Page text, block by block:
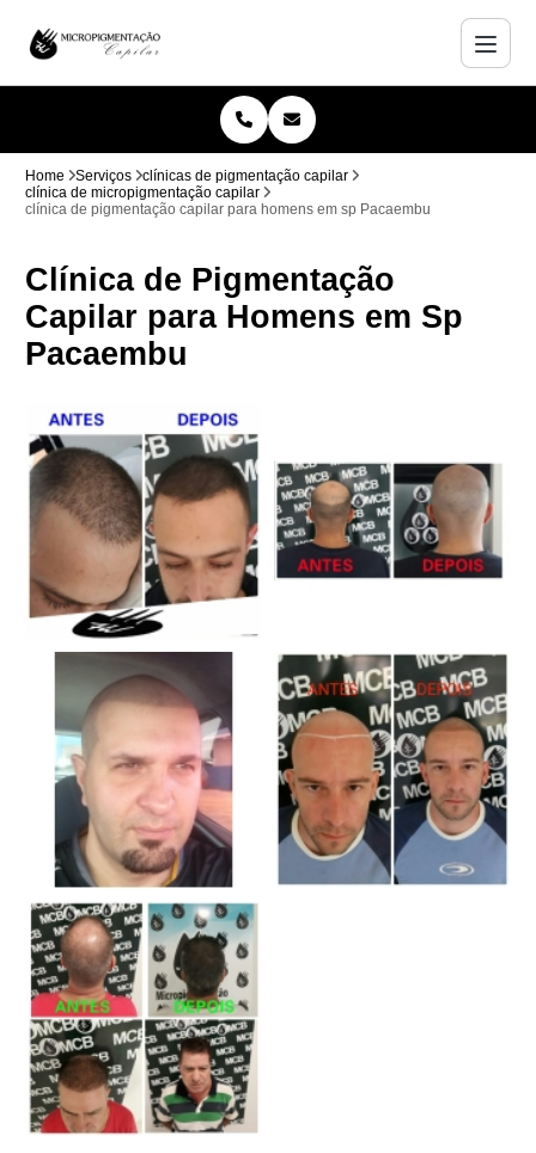
Home Serviços
clínicas de pigmentação capilar
clínica de micropigmentação capilar
clínica de pigmentação capilar para homens em sp Pacaembu
Clínica de Pigmentação
Capilar para Homens em Sp
Pacaembu